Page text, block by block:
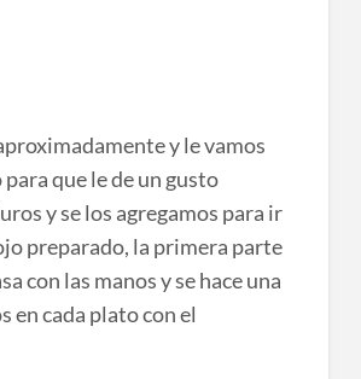
y le vamos
que le de un gusto
y se los agregamos para ir
preparado, la primera parte
con las manos y se hace una
en cada plato con el